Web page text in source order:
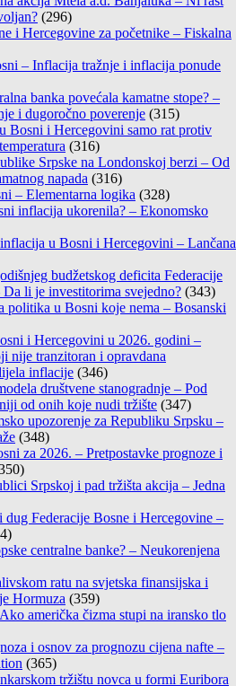
(296)
i Hercegovine za početnike – Fiskalna
– Inflacija tražnje i inflacija ponude
banka povećala kamatne stope? –
i dugoročno poverenje (315)
Bosni i Hercegovini samo rat protiv
(316)
Srpske na Londonskoj berzi – Od
napada (316)
– Elementarna logika (328)
inflacija ukorenila? – Ekonomsko
u Bosni i Hercegovini – Lančana
budžetskog deficita Federacije
li je investitorima svejedno? (343)
politika u Bosni koje nema – Bosanski
i Hercegovini u 2026. godini –
nije tranzitoran i opravdana
inflacije (346)
društvene stanogradnje – Pod
od onih koje nudi tržište (347)
upozorenje za Republiku Srpsku –
(348)
za 2026. – Pretpostavke prognoze i
Srpskoj i pad tržišta akcija – Jedna
dug Federacije Bosne i Hercegovine –
centralne banke? – Neukorenjena
ratu na svjetska finansijska i
Hormuza (359)
američka čizma stupi na iransko tlo
i osnov za prognozu cijena nafte –
(365)
tržištu novca u formi Euribora